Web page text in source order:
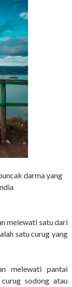
darma yang
melewati satu dari
satu curug yang
melewati pantai
sodong atau